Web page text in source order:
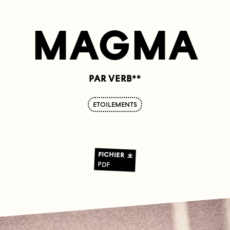
MAGMA
PAR VERB**
ETOILEMENTS
FICHIER
PDF